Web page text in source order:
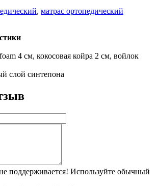
, матрас ортопедический
4 см, кокосовая койра 2 см, войлок
слой синтепона
поддерживается! Используйте обычный